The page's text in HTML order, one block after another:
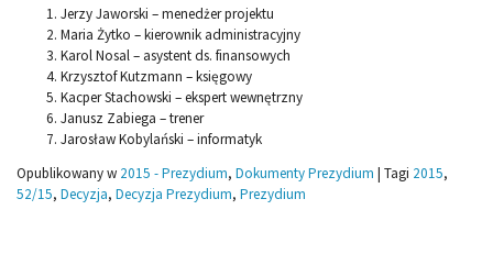
Jerzy Jaworski – menedżer projektu
Maria Żytko – kierownik administracyjny
Karol Nosal – asystent ds. finansowych
Krzysztof Kutzmann – księgowy
Kacper Stachowski – ekspert wewnętrzny
Janusz Zabiega – trener
Jarosław Kobylański – informatyk
Opublikowany w 2015 - Prezydium, Dokumenty Prezydium | Tagi 2015,
52/15, Decyzja, Decyzja Prezydium, Prezydium